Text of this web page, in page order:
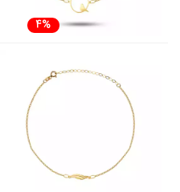
4%